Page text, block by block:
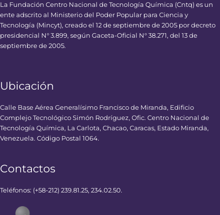
La Fundación Centro Nacional de Tecnología Química (Cntq) es un
ente adscrito al Ministerio del Poder Popular para Ciencia y
Tecnología (Mincyt), creado el 12 de septiembre de 2005 por decreto
presidencial N° 3.899, según Gaceta-Oficial N° 38.271, del 13 de
septiembre de 2005.
Ubicación
Calle Base Aérea Generalísimo Francisco de Miranda, Edificio
Complejo Tecnológico Simón Rodríguez, Ofic. Centro Nacional de
Tecnología Química, La Carlota, Chacao, Caracas, Estado Miranda,
Venezuela. Código Postal 1064.
Contactos
Teléfonos: (+58-212) 239.81.25, 234.02.50.